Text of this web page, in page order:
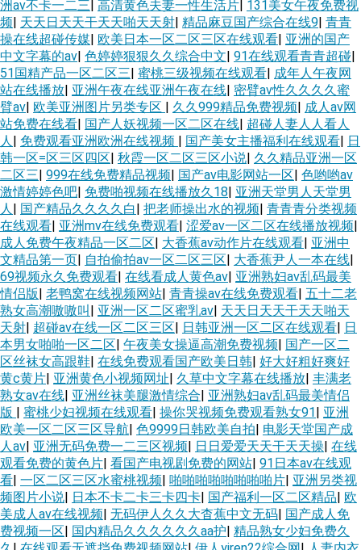
洲av不卡一二三| 高清黄色夫妻一性生活片| 131美女午夜免费视
频| 天天日天天干天天啪天天射| 精品麻豆国产综合在线9| 青青
操在线超碰传媒| 欧美日本一区二区三区在线观看| 亚洲的国产
中文字幕的av| 色婷婷狠狠久久综合中文| 91在线观看青青超碰|
51国精产品一区二区三| 蜜桃三级视频在线观看| 成年人午夜网
站在线播放| 亚洲午夜在线亚洲午夜在线| 密臂av性久久久久蜜
臂av| 欧美亚洲图片另类专区 | 久久999精品免费视频| 成人av网
站免费在线看| 国产人妖视频一区二区在线| 超碰人妻人人看人
人| 免费观看亚洲欧洲在线视频 | 国产美女主播福利在线观看| 日
韩一区=区三区四区| 秋霞一区二区三区小说| 久久精品亚洲一区
二区三| 999在线免费精品视频| 国产av电影网站一区| 色哟哟av
激情婷婷色吧| 免费啪视频在线播放久18| 亚洲天堂男人天堂男
人| 国产精品久久久久白| 把老师操出水的视频| 青青青分类视频
在线观看| 亚洲mv在线免费观看| 涩爱av一区二区在线播放视频|
成人免费午夜精品一区二区| 大香蕉av动作片在线观看| 亚洲中
文精品第一页| 自拍偷拍av一区二区三区| 大香蕉尹人一本在线|
69视频永久免费观看| 在线看成人黄色av| 亚洲熟妇av乱码最美
情侣版| 老鸭窝在线视频网站| 青青操av在线免费观看| 五十二老
熟女高潮嗷嗷叫 | 亚洲一区二区蜜乳av| 天天日天天干天天啪天
天射| 超碰av在线一区二区三区| 日韩亚洲一区二区在线观看| 日
本男女啪啪一区二区| 午夜美女操逼高潮免费视频| 国产一区二
区丝袜女高跟鞋| 在线免费观看国产欧美日韩| 好大好粗好爽好
黄c黄片| 亚洲黄色小视频网址| 久草中文字幕在线播放| 丰满老
熟女av在线| 亚洲丝袜美腿激情综合| 亚洲熟妇av乱码最美情侣
版 | 蜜桃少妇视频在线观看| 操你哭视频免费观看熟女91| 亚洲
欧美一区二区三区导航| 色9999日韩欧美自拍| 电影天堂国产成
人av| 亚洲无码免费一二三区视频| 日日爱爱天天干天天操| 在线
观看免费的黄色片| 看国产电视剧免费的网站| 91日本av在线观
看| 一区二区三区水蜜桃视频| 啪啪啪啪啪啪啪啪片| 亚洲另类视
频图片小说| 日本不卡二卡三卡四卡| 国产福利一区二区精品| 欧
美成人av在线视频| 无码伊人久久大杳蕉中文无码| 国产成人免
费视频一区| 国内精品久久久久久久aa护| 精品熟女少妇免费久